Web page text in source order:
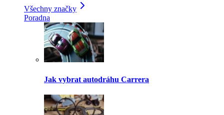
Všechny značky
Poradna
Jak vybrat autodráhu Carrera